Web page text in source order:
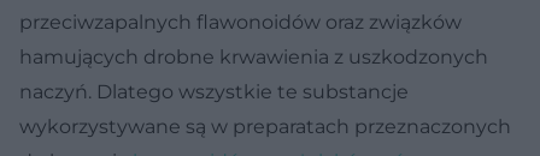
przeciwzapalnych flawonoidów oraz związków
hamujących drobne krwawienia z uszkodzonych
naczyń. Dlatego wszystkie te substancje
wykorzystywane są w preparatach przeznaczonych